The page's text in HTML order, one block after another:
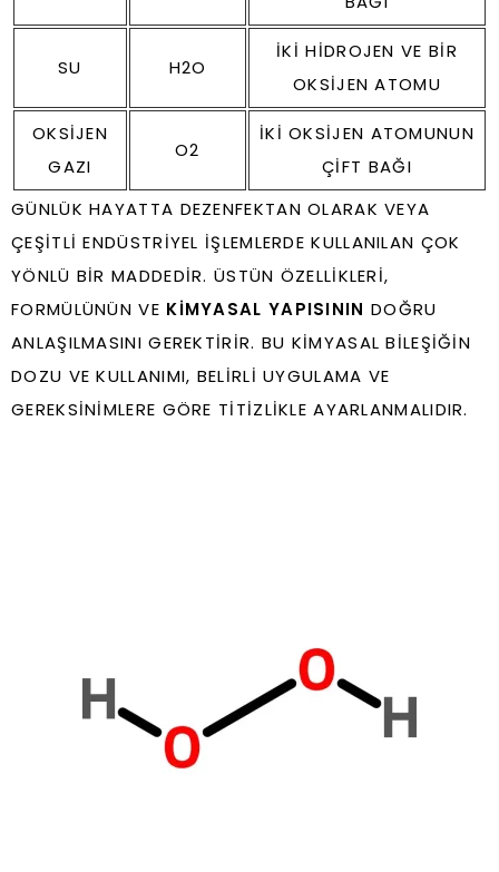
SU H2O
İKI HIDROJEN VE BIR
OKSIJEN ATOMU
OKSIJEN
GAZI
O2
İKI OKSIJEN ATOMUNUN
ÇIFT BAĞI
GÜNLÜK HAYATTA DEZENFEKTAN OLARAK VEYA
ÇEŞITLI ENDÜSTRIYEL IŞLEMLERDE KULLANILAN ÇOK
YÖNLÜ BIR MADDEDIR. ÜSTÜN ÖZELLIKLERI,
FORMÜLÜNÜN VE KIMYASAL YAPISININ DOĞRU
ANLAŞILMASINI GEREKTIRIR. BU KIMYASAL BILEŞIĞIN
DOZU VE KULLANIMI, BELIRLI UYGULAMA VE
GEREKSINIMLERE GÖRE TITIZLIKLE AYARLANMALIDIR.